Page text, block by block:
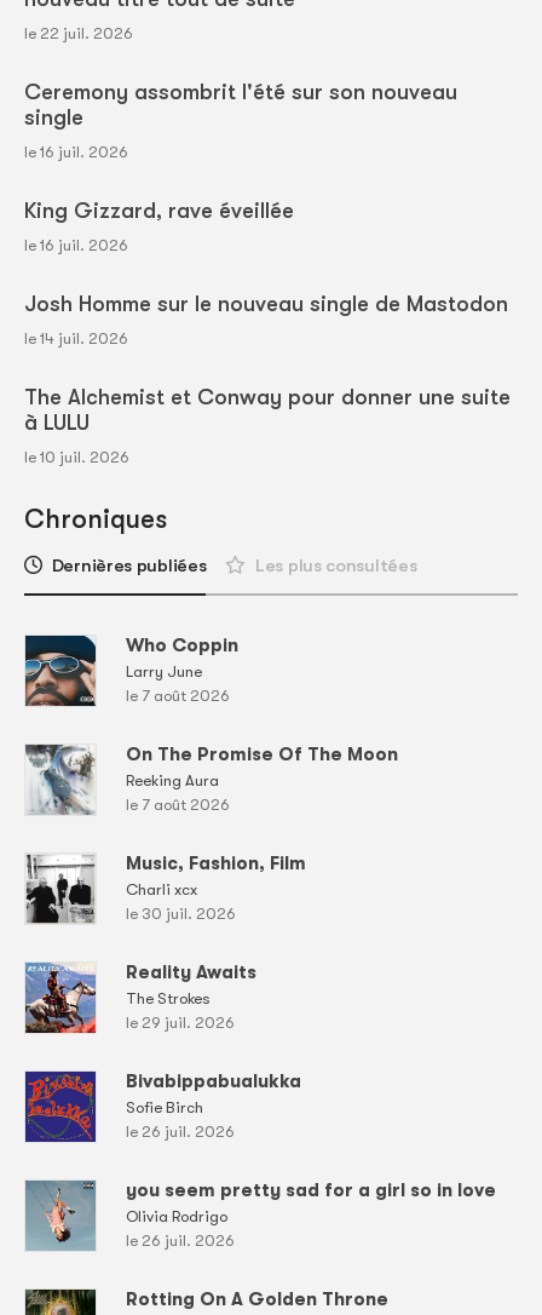
le 22 juil. 2026
Ceremony assombrit l'été sur son nouveau
single
le 16 juil. 2026
King Gizzard, rave éveillée
le 16 juil. 2026
Josh Homme sur le nouveau single de Mastodon
le 14 juil. 2026
The Alchemist et Conway pour donner une suite
à LULU
le 10 juil. 2026
Chroniques
Dernières publiées Les plus consultées
Who Coppin
Larry June
le 7 août 2026
On The Promise Of The Moon
Reeking Aura
le 7 août 2026
Music, Fashion, Film
Charli xcx
le 30 juil. 2026
Reality Awaits
The Strokes
le 29 juil. 2026
Bivabippabualukka
Sofie Birch
le 26 juil. 2026
you seem pretty sad for a girl so in love
Olivia Rodrigo
le 26 juil. 2026
Rotting On A Golden Throne